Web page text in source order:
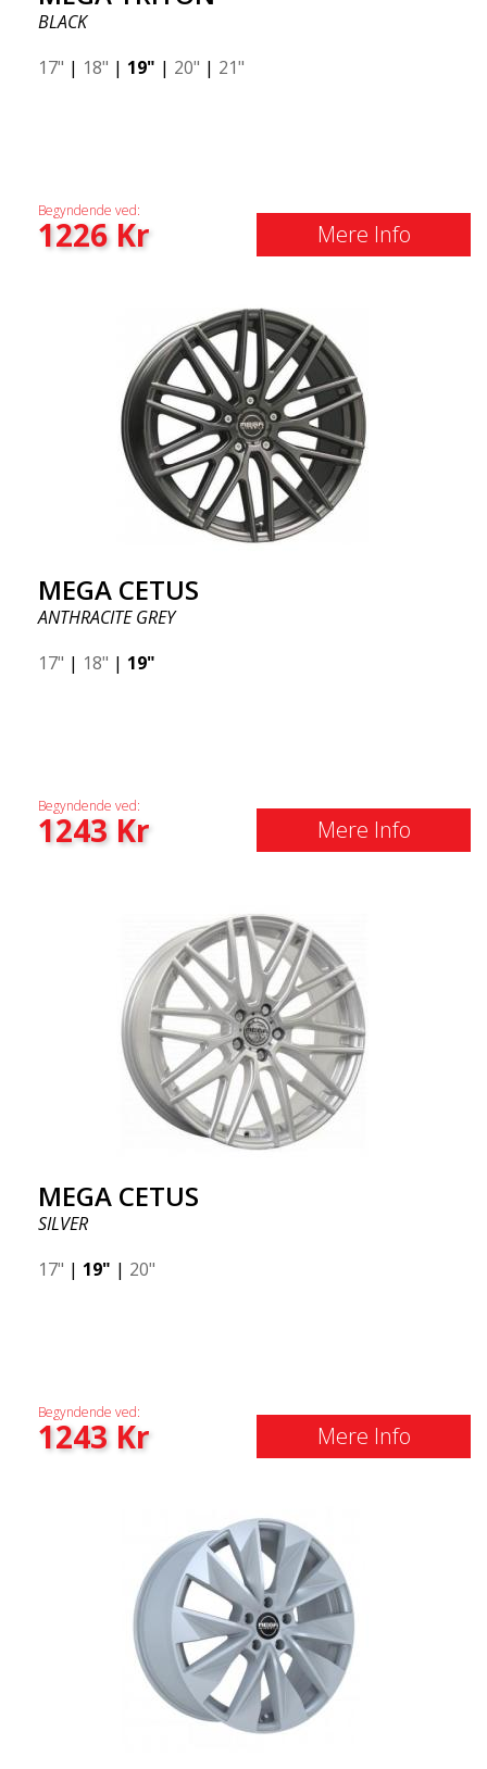
BLACK
17" | 18" | 19" | 20" | 21"
Begyndende ved:
1226Kr Mere Info
MEGA CETUS
ANTHRACITE GREY
17" | 18" | 19"
Begyndende ved:
1243Kr Mere Info
MEGA CETUS
SILVER
17" | 19" | 20"
Begyndende ved:
1243Kr Mere Info